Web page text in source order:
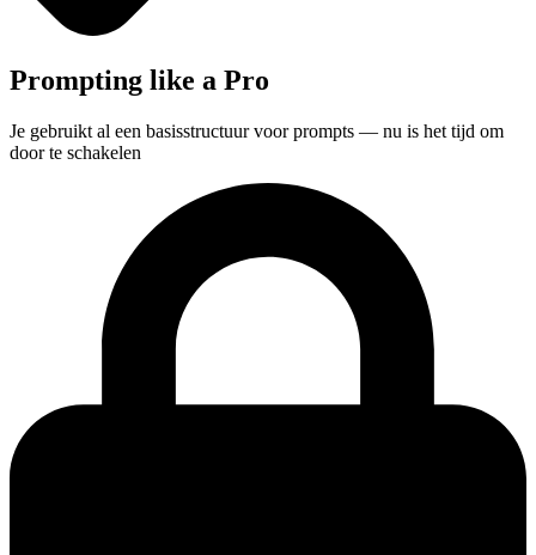
Prompting like a Pro
Je gebruikt al een basisstructuur voor prompts — nu is het tijd om
door te schakelen